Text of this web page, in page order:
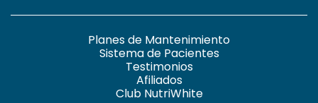
Planes de Mantenimiento
Sistema de Pacientes
Testimonios
Afiliados
Club NutriWhite